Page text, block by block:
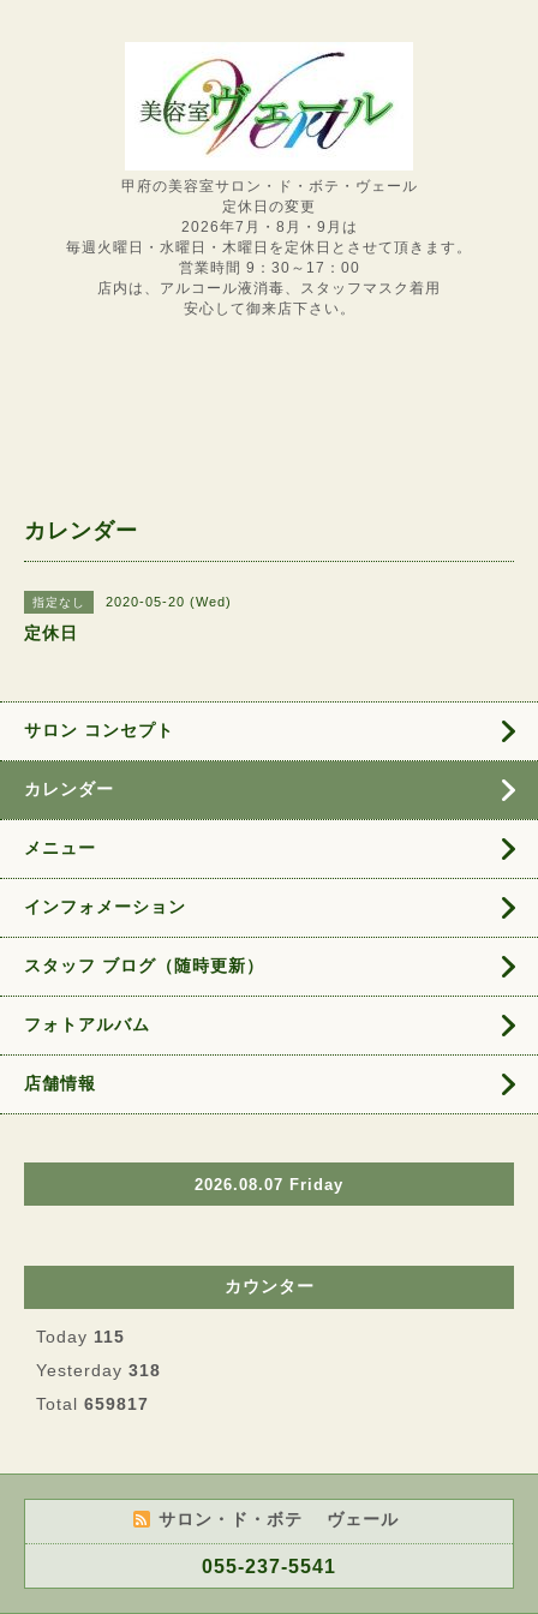
甲府の美容室サロン・ド・ボテ・ヴェール
定休日の変更
2026年7月・8月・9月は
毎週火曜日・水曜日・木曜日を定休日とさせて頂きます。
営業時間 9：30～17：00
店内は、アルコール液消毒、スタッフマスク着用
安心して御来店下さい。
カレンダー
指定なし 2020-05-20 (Wed)
定休日
サロン コンセプト
カレンダー
メニュー
インフォメーション
スタッフ ブログ（随時更新）
フォトアルバム
店舗情報
2026.08.07 Friday
カウンター
Today 115
Yesterday 318
Total 659817
サロン・ド・ボテ ヴェール
055-237-5541